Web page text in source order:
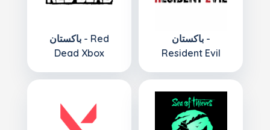
باكستان - Red
Dead Xbox
باكستان -
Resident Evil